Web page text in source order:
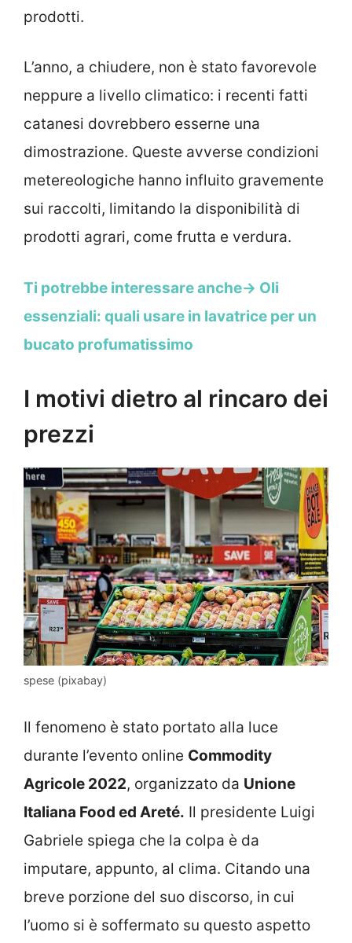
prodotti.
L’anno, a chiudere, non è stato favorevole
neppure a livello climatico: i recenti fatti
catanesi dovrebbero esserne una
dimostrazione. Queste avverse condizioni
metereologiche hanno influito gravemente
sui raccolti, limitando la disponibilità di
prodotti agrari, come frutta e verdura.
Ti potrebbe interessare anche-> Oli
essenziali: quali usare in lavatrice per un
bucato profumatissimo
I motivi dietro al rincaro dei
prezzi
spese (pixabay)
Il fenomeno è stato portato alla luce
durante l’evento online Commodity
Agricole 2022, organizzato da Unione
Italiana Food ed Areté. Il presidente Luigi
Gabriele spiega che la colpa è da
imputare, appunto, al clima. Citando una
breve porzione del suo discorso, in cui
l’uomo si è soffermato su questo aspetto